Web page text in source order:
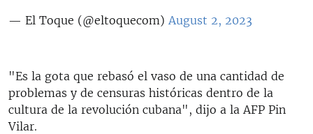
— El Toque (@eltoquecom) August 2, 2023
"Es la gota que rebasó el vaso de una cantidad de
problemas y de censuras históricas dentro de la
cultura de la revolución cubana", dijo a la AFP Pin
Vilar.